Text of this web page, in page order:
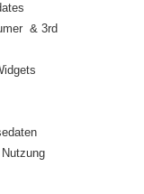
& 3rd